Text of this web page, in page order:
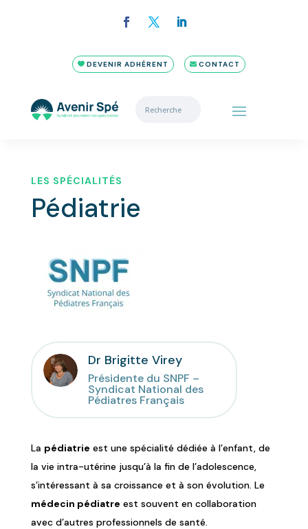
DEVENIR ADHÉRENT CONTACT
LES SPÉCIALITÉS
Pédiatrie
Dr Brigitte Virey
Présidente du SNPF –
Syndicat National des
Pédiatres Français
La pédiatrie est une spécialité dédiée à l’enfant, de
la vie intra-utérine jusqu’à la fin de l’adolescence,
s’intéressant à sa croissance et à son évolution. Le
médecin pédiatre est souvent en collaboration
avec d’autres professionnels de santé.